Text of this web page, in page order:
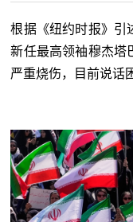
根据《纽约时报》引
新任最高领袖穆杰塔
严重烧伤，目前说话